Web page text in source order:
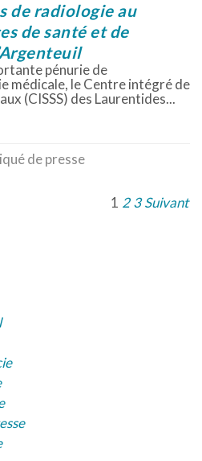
de radiologie au
de santé et de
pénurie de
médicale, le Centre intégré de
(CISSS) des Laurentides...
de presse
1 2 3 Suivant